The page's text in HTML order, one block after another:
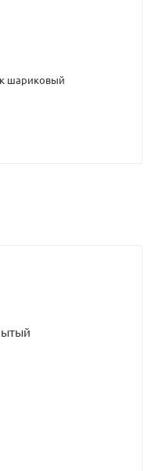
шариковый